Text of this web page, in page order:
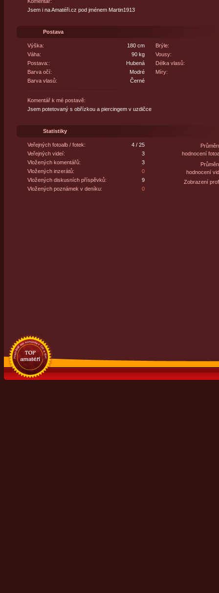
Jsem i na Amatéři.cz pod jménem Martin1913
Postava
Výška:
180 cm
Váha:
90 kg
Postava::
Hubená
Barva očí:
Modré
Barva vlasů:
Černé
Brýle:
Vousy:
Délka vlasů:
Míry:
Komentář k mé postavě:
Jsem potetovaný s obřízkou a piercingem v uzdičce
Statistiky
Veřejných fotoalb / fotek:
4 / 25
Veřejných videí:
3
Vložených komentářů:
3
Vložených inzerátů:
0
Vložených diskusních příspěvků:
9
Vložených poznámek v deníku:
0
hodnocení
hodnocení
Zobrazení